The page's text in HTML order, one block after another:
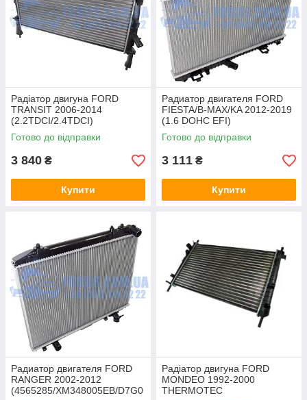
Радіатор двигуна FORD
TRANSIT 2006-2014
(2.2TDCI/2.4TDCI)
THERMOTEC
Готово до відправки
3 840 ₴
Купити
Радиатор двигателя FORD
FIESTA/B-MAX/KA 2012-2019
(1.6 DOHC EFI)
(1772874/AE818005AB/18002
605) VAN WEZEL
Готово до відправки
3 111 ₴
Купити
Радиатор двигателя FORD
RANGER 2002-2012
(4565285/XM348005EB/D7G0
Радіатор двигуна FORD
MONDEO 1992-2000
THERMOTEC